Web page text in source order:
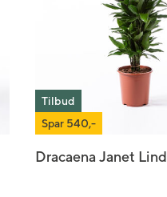
Tilbud
Spar 540,-
Dracaena Janet Lind